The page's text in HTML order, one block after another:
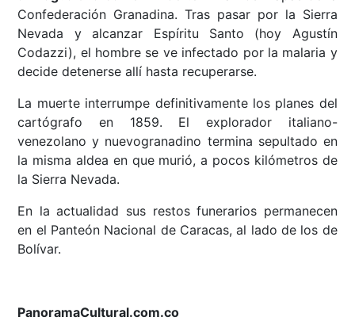
Confederación Granadina. Tras pasar por la Sierra
Nevada y alcanzar Espíritu Santo (hoy Agustín
Codazzi), el hombre se ve infectado por la malaria y
decide detenerse allí hasta recuperarse.
La muerte interrumpe definitivamente los planes del
cartógrafo en 1859. El explorador italiano-
venezolano y nuevogranadino termina sepultado en
la misma aldea en que murió, a pocos kilómetros de
la Sierra Nevada.
En la actualidad sus restos funerarios permanecen
en el Panteón Nacional de Caracas, al lado de los de
Bolívar.
PanoramaCultural.com.co